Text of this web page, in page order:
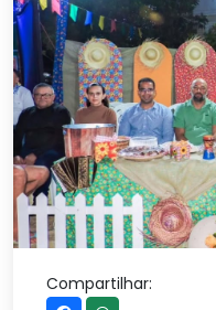
Compartilhar: